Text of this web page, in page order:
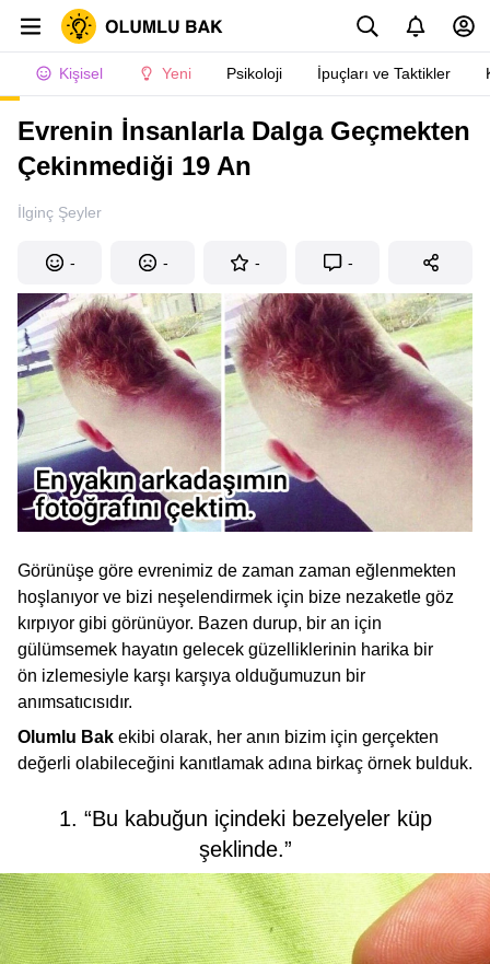
Kişisel Yeni Psikoloji İpuçları ve Taktikler
Evrenin İnsanlarla Dalga Geçmekten
Çekinmediği 19 An
İlginç Şeyler
- - - -
Görünüşe göre evrenimiz de zaman zaman eğlenmekten
hoşlanıyor ve bizi neşelendirmek için bize nezaketle göz
kırpıyor gibi görünüyor. Bazen durup, bir an için
gülümsemek hayatın gelecek güzelliklerinin harika bir
ön izlemesiyle karşı karşıya olduğumuzun bir
anımsatıcısıdır.
Olumlu Bak ekibi olarak, her anın bizim için gerçekten
değerli olabileceğini kanıtlamak adına birkaç örnek bulduk.
1. “Bu kabuğun içindeki bezelyeler küp
şeklinde.”